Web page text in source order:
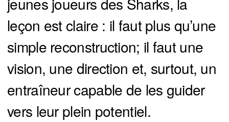
leçon est claire : il faut plus qu’une
simple reconstruction; il faut une
vision, une direction et, surtout, un
entraîneur capable de les guider
vers leur plein potentiel.